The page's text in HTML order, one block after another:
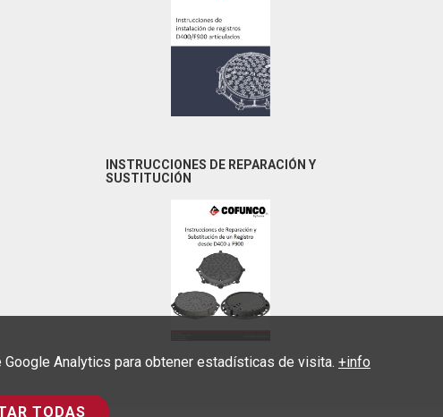
Analytics para obtener estadísticas de visita. +info
TODAS
INSTRUCCIONES DE REPARACIÓN Y
SUSTITUCIÓN